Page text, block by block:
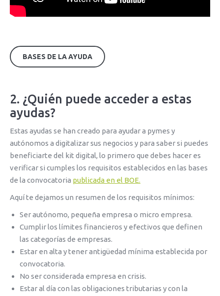
BASES DE LA AYUDA
2. ¿Quién puede acceder a estas
ayudas?
Estas ayudas se han creado para ayudar a pymes y
autónomos a digitalizar sus negocios y para saber si puedes
beneficiarte del kit digital, lo primero que debes hacer es
verificar si cumples los requisitos establecidos en las bases
de la convocatoria publicada en el BOE.
Aquí te dejamos un resumen de los requisitos mínimos:
Ser autónomo, pequeña empresa o micro empresa.
Cumplir los límites financieros y efectivos que definen
las categorías de empresas.
Estar en alta y tener antigüedad mínima establecida por
convocatoria.
No ser considerada empresa en crisis.
Estar al día con las obligaciones tributarias y con la